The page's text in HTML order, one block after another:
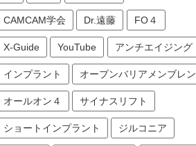
CAMCAM学会 Dr.遠藤 FO４
X-Guide YouTube アンチエイジング
インプラント オープンバリアメンブレン
オールオン４ サイナスリフト
ショートインプラント ジルコニア